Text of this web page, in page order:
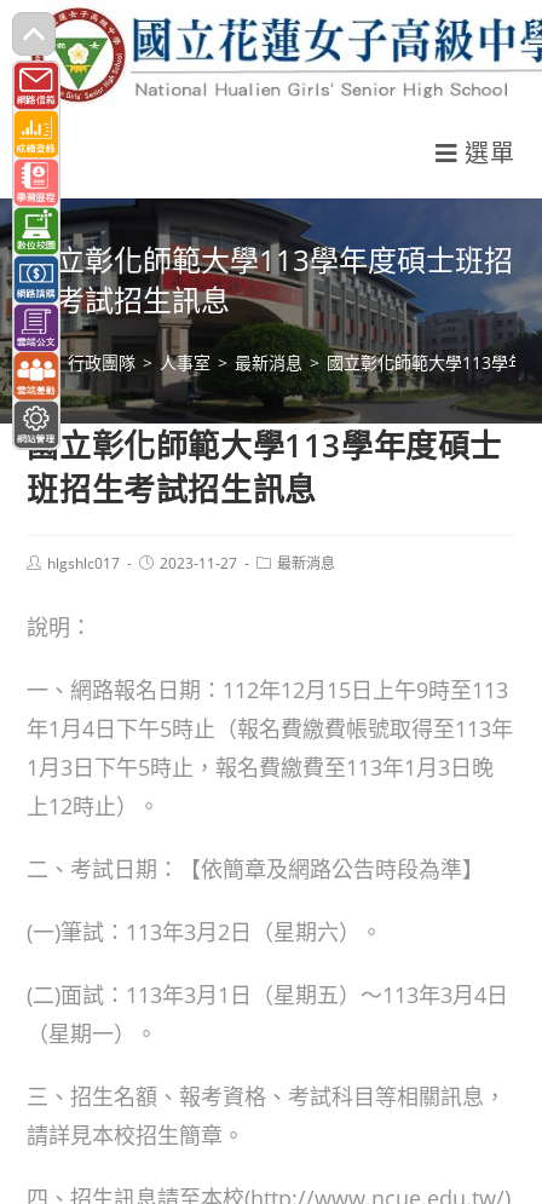
跳
轉
至
主
要
內
容
選單
國立彰化師範大學113學年度碩士班招
生考試招生訊息
> 行政團隊 > 人事室 > 最新消息 > 國立彰化師範大學113學年
國立彰化師範大學113學年度碩士
班招生考試招生訊息
Posthlgshlc017
Post2023-11-27
Post最新消息
說明：
一、網路報名日期：112年12月15日上午9時至113
年1月4日下午5時止（報名費繳費帳號取得至113年
1月3日下午5時止，報名費繳費至113年1月3日晚
上12時止）。
二、考試日期：【依簡章及網路公告時段為準】
(一)筆試：113年3月2日（星期六）。
(二)面試：113年3月1日（星期五）～113年3月4日
（星期一）。
三、招生名額、報考資格、考試科目等相關訊息，
請詳見本校招生簡章。
四、招生訊息請至本校(http://www.ncue.edu.tw/)